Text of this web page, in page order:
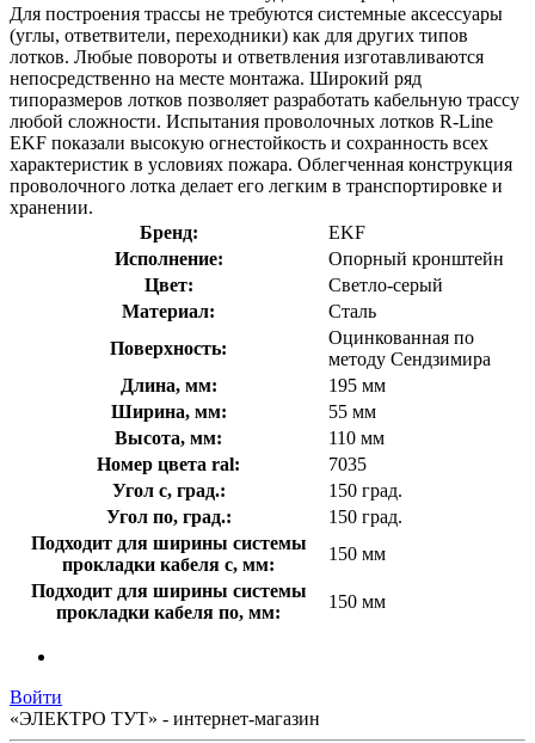
Для построения трассы не требуются системные аксессуары
(углы, ответвители, переходники) как для других типов
лотков. Любые повороты и ответвления изготавливаются
непосредственно на месте монтажа. Широкий ряд
типоразмеров лотков позволяет разработать кабельную трассу
любой сложности. Испытания проволочных лотков R-Line
EKF показали высокую огнестойкость и сохранность всех
характеристик в условиях пожара. Облегченная конструкция
проволочного лотка делает его легким в транспортировке и
хранении.
Бренд:
EKF
Исполнение:
Опорный кронштейн
Цвет:
Светло-серый
Материал:
Сталь
Поверхность:
Оцинкованная по
методу Сендзимира
Длина, мм:
195 мм
Ширина, мм:
55 мм
Высота, мм:
110 мм
Номер цвета ral:
7035
Угол с, град.:
150 град.
Угол по, град.:
150 град.
Подходит для ширины системы
прокладки кабеля с, мм:
150 мм
Подходит для ширины системы
прокладки кабеля по, мм:
150 мм
Войти
«ЭЛЕКТРО ТУТ» - интернет-магазин